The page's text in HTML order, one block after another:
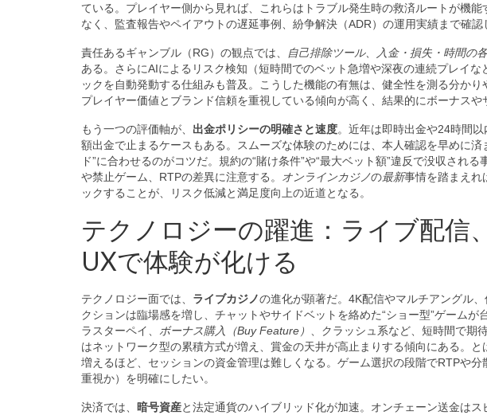
ている。プレイヤー側から見れば、これらはトラブル発生時の救済ルートが機
なく、監査報告やペイアウトの遅延事例、紛争解決（ADR）の運用実績まで確認
責任あるギャンブル（RG）の観点では、 自己排除ツール、入金・損失・時間の
ある。さらにAIによるリスク検知（短時間でのベット急増や深夜の連続プレイ
ックを自動発動する仕組みも普及。こうした機能の有無は、健全性を測る分か
プレイヤー価値とブランド信頼を重視している傾向が高く、結果的にボーナスや
もう一つの評価軸が、 出金ポリシーの明確さと速度。近年は即時出金や24時間
額出金で止まるケースもある。スムーズな体験のためには、本人確認を早めに
ド”に合わせるのがコツだ。規約の“賭け条件”や“最大ベット額”違反で没収され
や禁止ゲーム、RTPの差異に注意する。
オンラインカジノの最新事情を踏まえれ
ックすることが、リスク低減と満足度向上の近道となる。
テクノロジーの躍進：ライブ配信
UXで体験が化ける
テクノロジー面では、 ライブカジノの進化が顕著だ。4K配信やマルチアングル
クションは臨場感を増し、チャットやサイドベットを絡めた“ショー型”ゲーム
ラスターペイ、 ボーナス購入（Buy Feature）
、クラッシュ系など、短時間で期
はネットワーク型の累積方式が増え、賞金の天井が高止まりする傾向にある。
増えるほど、セッションの資金管理は難しくなる。ゲーム選択の段階でRTPや
重視か）を明確にしたい。
決済では、 暗号資産と法定通貨のハイブリッド化が加速。オンチェーン送金は